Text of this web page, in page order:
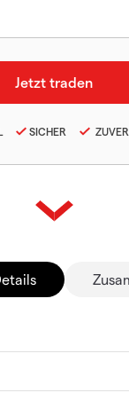
SICHER